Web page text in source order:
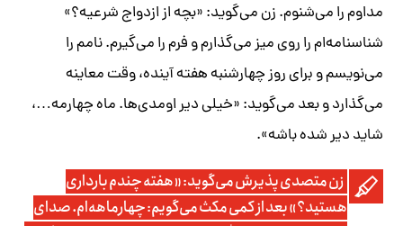
مداوم را می‌شنوم. زن می‌گوید: «بچه از ازدواج شرعیه؟»
شناسنامه‌ام را روی میز می‌گذارم و فرم را می‌گیرم. نامم را
می‌نویسم و برای روز چهارشنبه هفته آینده، وقت معاینه
می‌گذارد و بعد می‌گوید: «خیلی دیر اومدی‌ها. ماه چهارمه…،
شاید دیر شده باشه».
زن متصدی پذیرش می‌گوید: «هفته چندم بارداری
هستید؟» بعد از کمی مکث می‌گویم: چهارماهه‌ام. صدای